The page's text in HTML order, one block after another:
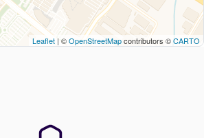
Leaflet | ©OpenStreetMapcontributors ©CARTO